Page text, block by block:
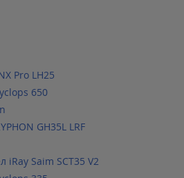
Pro LH25
650
GH35L LRF
Saim SCT35 V2